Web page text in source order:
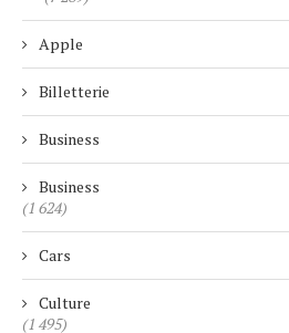
Apple
Billetterie
Business
Business
(1 624)
Cars
Culture
(1 495)